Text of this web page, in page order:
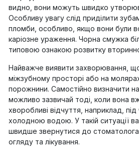
видно, вони можуть швидко
Особливу увагу слід приділити
пломби, особливо, якщо вони були
каріозне ураження. Чорна смужка
типовою ознакою розвитку
Найважче виявити захворювання,
міжзубному просторі або на
порожнини. Самостійно визначити
можливо зазвичай тоді, коли вона
хворобливі відчуття, наприклад,
холодною водою. У такій ситуації
швидше звернутися до
огляду та лікування.